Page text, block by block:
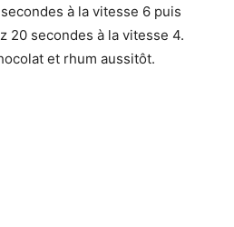
à la vitesse 6 puis
20 secondes à la vitesse 4.
et rhum aussitôt.